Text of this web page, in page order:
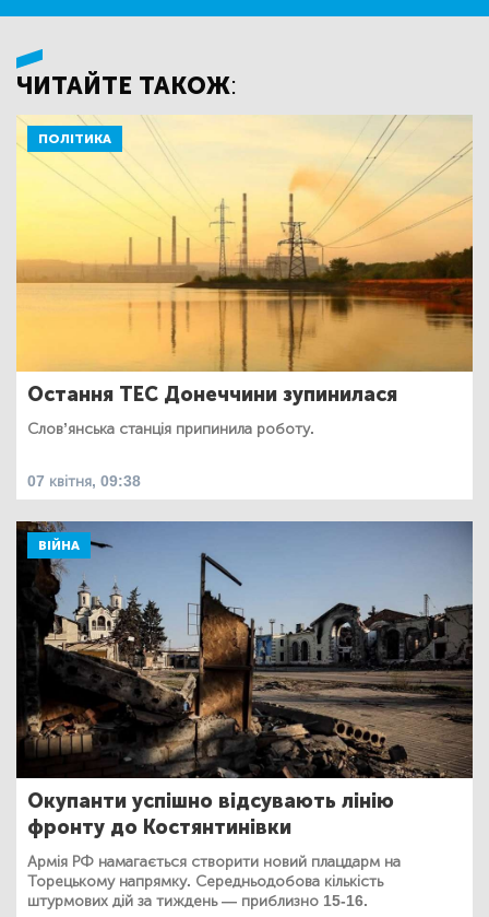
ЧИТАЙТЕ ТАКОЖ:
ПОЛІТИКА
Остання ТЕС Донеччини зупинилася
Слов’янська станція припинила роботу.
07 квітня, 09:38
ВІЙНА
Окупанти успішно відсувають лінію
фронту до Костянтинівки
Армія РФ намагається створити новий плацдарм на
Торецькому напрямку. Середньодобова кількість
штурмових дій за тиждень — приблизно 15-16.